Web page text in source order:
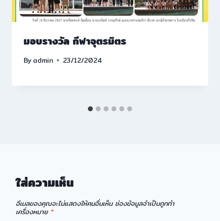
มอบรางวัล กีฬาจุตรมิตร
Byadmin 23/12/2024
ใส่ความเห็น
อีเมลของคุณจะไม่แสดงให้คนอื่นเห็น ช่องข้อมูลจำเป็นถูกทำ
เครื่องหมาย *